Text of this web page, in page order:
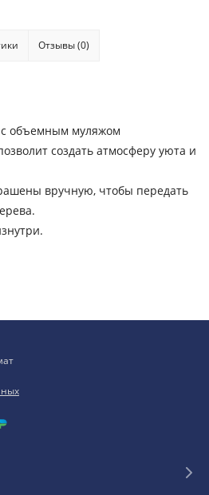
Отзывы (0)
объемным муляжом
создать атмосферу уюта и
вручную, чтобы передать